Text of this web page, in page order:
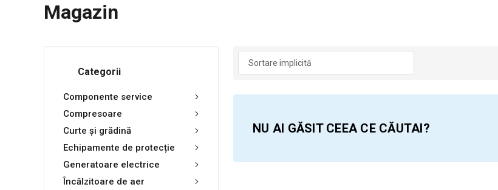
Magazin
Categorii
Componente service
Compresoare
Curte și grădină
Echipamente de protecție
Generatoare electrice
Încălzitoare de aer
NU AI GĂSIT CEEA CE CĂUTAI?